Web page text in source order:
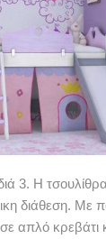
3. Η
διάθεση. Με
απλό